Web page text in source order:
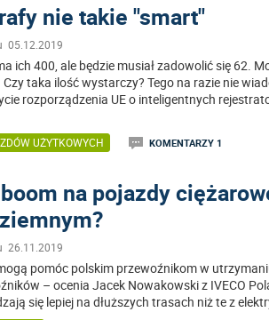
nie takie "smart"
05.12.2019
ich 400, ale będzie musiał zadowolić się 62.
taka ilość wystarczy? Tego na razie nie
rozporządzenia UE o inteligentnych
UŻYTKOWYCH KOMENTARZY 1
na pojazdy
26.11.2019
pomóc polskim przewoźnikom w
– ocenia Jacek Nowakowski z IVECO
się lepiej na dłuższych trasach niż te z